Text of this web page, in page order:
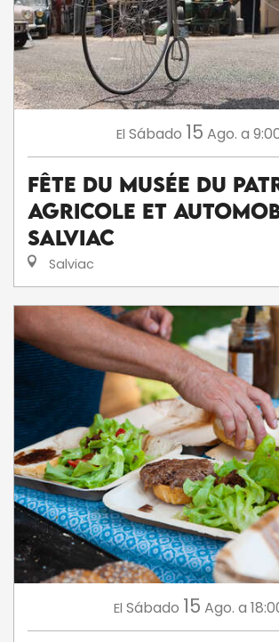
El Sábado 15 Ago. a
Fête du Musée du
Agricole et
Salviac
Salviac
El Sábado 15 Ago. a